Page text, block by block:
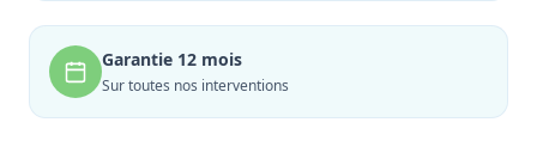
Garantie 12 mois
Sur toutes nos interventions